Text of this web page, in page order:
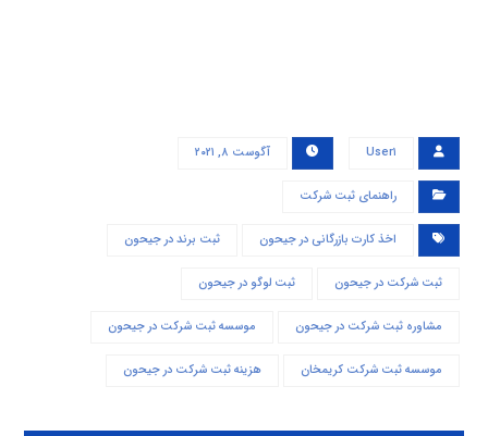
User۱ آگوست ۸, ۲۰۲۱
راهنمای ثبت شرکت
اخذ کارت بازرگانی در جیحون ثبت برند در جیحون
ثبت شرکت در جیحون ثبت لوگو در جیحون
مشاوره ثبت شرکت در جیحون موسسه ثبت شرکت در جیحون
موسسه ثبت شرکت کریمخان هزینه ثبت شرکت در جیحون